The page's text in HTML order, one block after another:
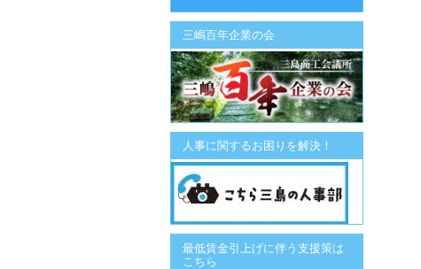
三嶋百年企業の会
人事に関するお困りを解決！
最低賃金引上げに伴う支援策は
こちら